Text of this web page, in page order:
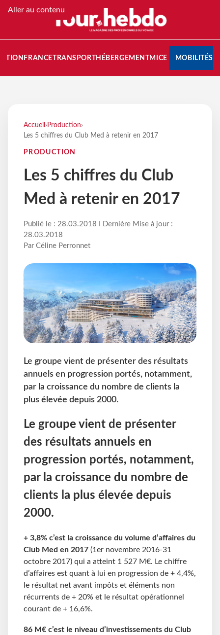
Aller au contenu
FRANCETRANSPORT HÉBERGEMENTMICE MOBILITÉS
Accueil › Production›
Les 5 chiffres du Club Med à retenir en 2017
PRODUCTION
Les 5 chiffres du Club
Med à retenir en 2017
Publié le : 28.03.2018 I Dernière Mise à jour :
28.03.2018
Par Céline Perronnet
Le groupe vient de présenter des résultats
annuels en progression portés, notamment,
par la croissance du nombre de clients la
plus élevée depuis 2000.
Le groupe vient de présenter
des résultats annuels en
progression portés, notamment,
par la croissance du nombre de
clients la plus élevée depuis
2000.
+ 3,8% c’est la croissance du volume d’affaires du
Club Med en 2017 (1er novembre 2016-31
octobre 2017) qui a atteint 1 527 M€. Le chiffre
d’affaires est quant à lui en progression de + 4,4%,
le résultat net avant impôts et éléments non
récurrents de + 20% et le résultat opérationnel
courant de + 16,6%.
86 M€ c’est le niveau d’investissements du Club